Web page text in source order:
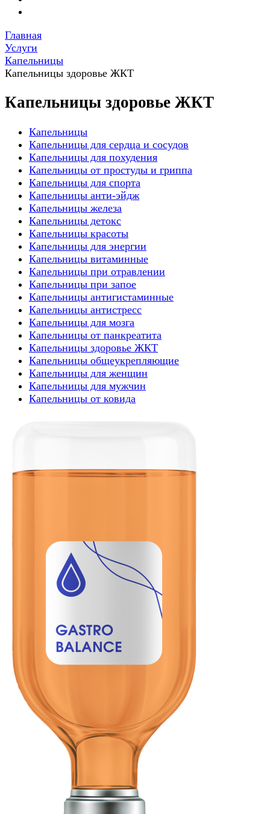
Главная
Услуги
Капельницы
Капельницы здоровье ЖКТ
Капельницы здоровье ЖКТ
Капельницы
Капельницы для сердца и сосудов
Капельницы для похудения
Капельницы от простуды и гриппа
Капельницы для спорта
Капельницы анти-эйдж
Капельницы железа
Капельницы детокс
Капельницы красоты
Капельницы для энергии
Капельницы витаминные
Капельницы при отравлении
Капельницы при запое
Капельницы антигистаминные
Капельницы антистресс
Капельницы для мозга
Капельницы от панкреатита
Капельницы здоровье ЖКТ
Капельницы общеукрепляющие
Капельницы для женщин
Капельницы для мужчин
Капельницы от ковида